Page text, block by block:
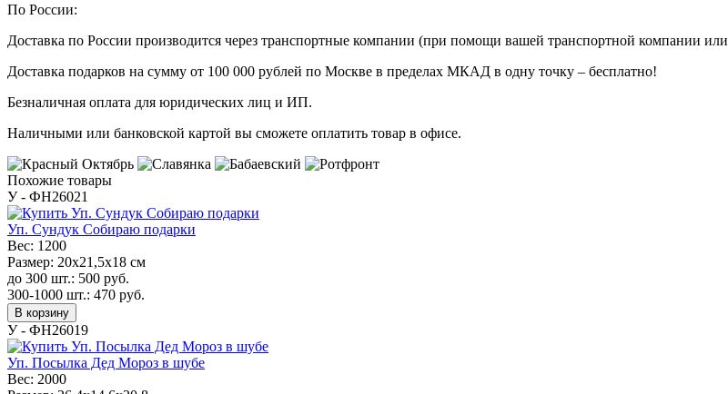
По России:
Доставка по России производится через транспортные компании (при помощи вашей транспортной компании
Доставка подарков на сумму от 100 000 рублей по Москве в пределах МКАД в одну точку – бесплатно!
Безналичная оплата для юридических лиц и ИП.
Наличными или банковской картой вы сможете оплатить товар в офисе.
Похожие товары
У - ФН26021
Уп. Сундук Собираю подарки
Вес: 1200
Размер: 20x21,5x18 см
до 300 шт.: 500 руб.
300-1000 шт.: 470 руб.
В корзину
У - ФН26019
Уп. Посылка Дед Мороз в шубе
Вес: 2000